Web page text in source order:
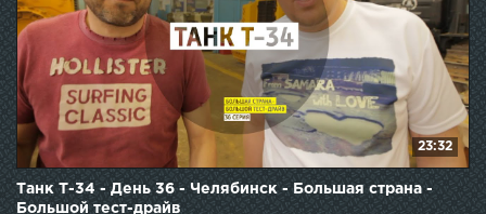
23:32
Танк Т-34 - День 36 - Челябинск - Большая страна -
Большой тест-драйв